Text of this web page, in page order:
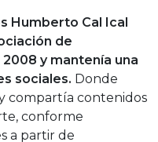
Humberto Cal Ical
de
y mantenía una
sociales. Donde
compartía contenidos
conforme
a partir de